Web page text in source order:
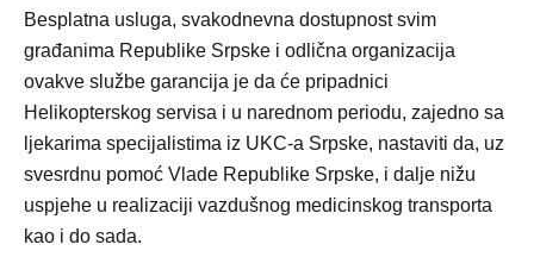
Besplatna usluga, svakodnevna dostupnost svim
građanima Republike Srpske i odlična organizacija
ovakve službe garancija je da će pripadnici
Helikopterskog servisa i u narednom periodu, zajedno sa
ljekarima specijalistima iz UKC-a Srpske, nastaviti da, uz
svesrdnu pomoć Vlade Republike Srpske, i dalje nižu
uspjehe u realizaciji vazdušnog medicinskog transporta
kao i do sada.